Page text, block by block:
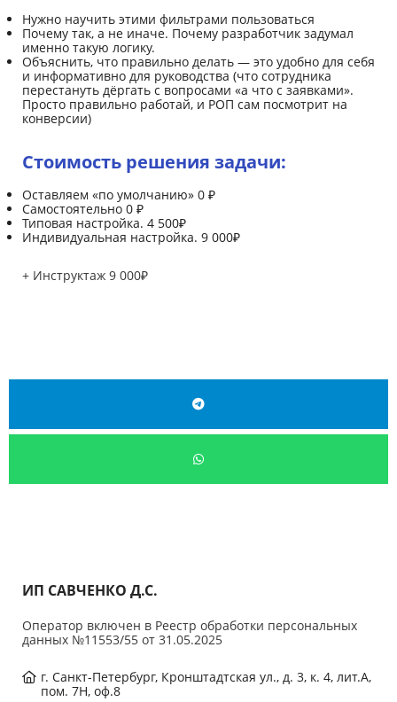
Нужно научить этими фильтрами пользоваться
Почему так, а не иначе. Почему разработчик задумал
именно такую логику.
Объяснить, что правильно делать — это удобно для себя
и информативно для руководства (что сотрудника
перестануть дёргать с вопросами «а что с заявками».
Просто правильно работай, и РОП сам посмотрит на
конверсии)
Стоимость решения задачи:
Оставляем «по умолчанию» 0 ₽
Самостоятельно 0 ₽
Типовая настройка. 4 500₽
Индивидуальная настройка. 9 000₽
+ Инструктаж 9 000₽
ИП САВЧЕНКО Д.С.
Оператор включен в Реестр обработки персональных
данных №11553/55 от 31.05.2025
г. Санкт-Петербург, Кронштадтская ул., д. 3, к. 4, лит.А,
пом. 7Н, оф.8